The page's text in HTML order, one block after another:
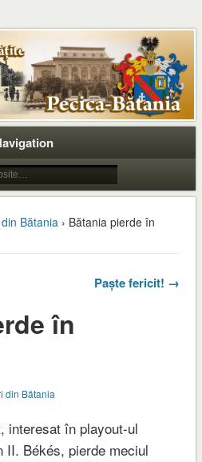
Bătania› Bătania pierde în
Paște fericit! →
în
din Bătania
interesat în playout-ul
II. Békés, pierde meciul